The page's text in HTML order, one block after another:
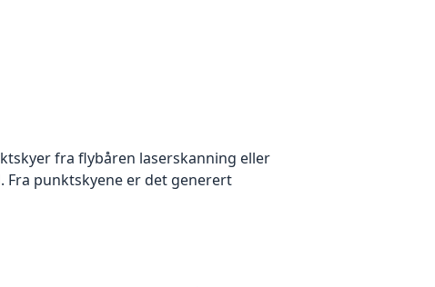
fra flybåren laserskanning eller
punktskyene er det generert